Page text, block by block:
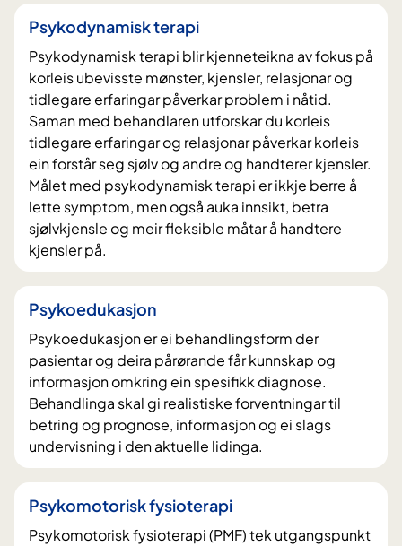
Psykodynamisk terapi
Psykodynamisk terapi blir kjenneteikna av fokus på
korleis ubevisste mønster, kjensler, relasjonar og
tidlegare erfaringar påverkar problem i nåtid.
Saman med behandlaren utforskar du korleis
tidlegare erfaringar og relasjonar påverkar korleis
ein forstår seg sjølv og andre og handterer kjensler.
Målet med psykodynamisk terapi er ikkje berre å
lette symptom, men også auka innsikt, betra
sjølvkjensle og meir fleksible måtar å handtere
kjensler på.
Psykoedukasjon
Psykoedukasjon er ei behandlingsform der
pasientar og deira pårørande får kunnskap og
informasjon omkring ein spesifikk diagnose.
Behandlinga skal gi realistiske forventningar til
betring og prognose, informasjon og ei slags
undervisning i den aktuelle lidinga.
Psykomotorisk fysioterapi
Psykomotorisk fysioterapi (PMF) tek utgangspunkt